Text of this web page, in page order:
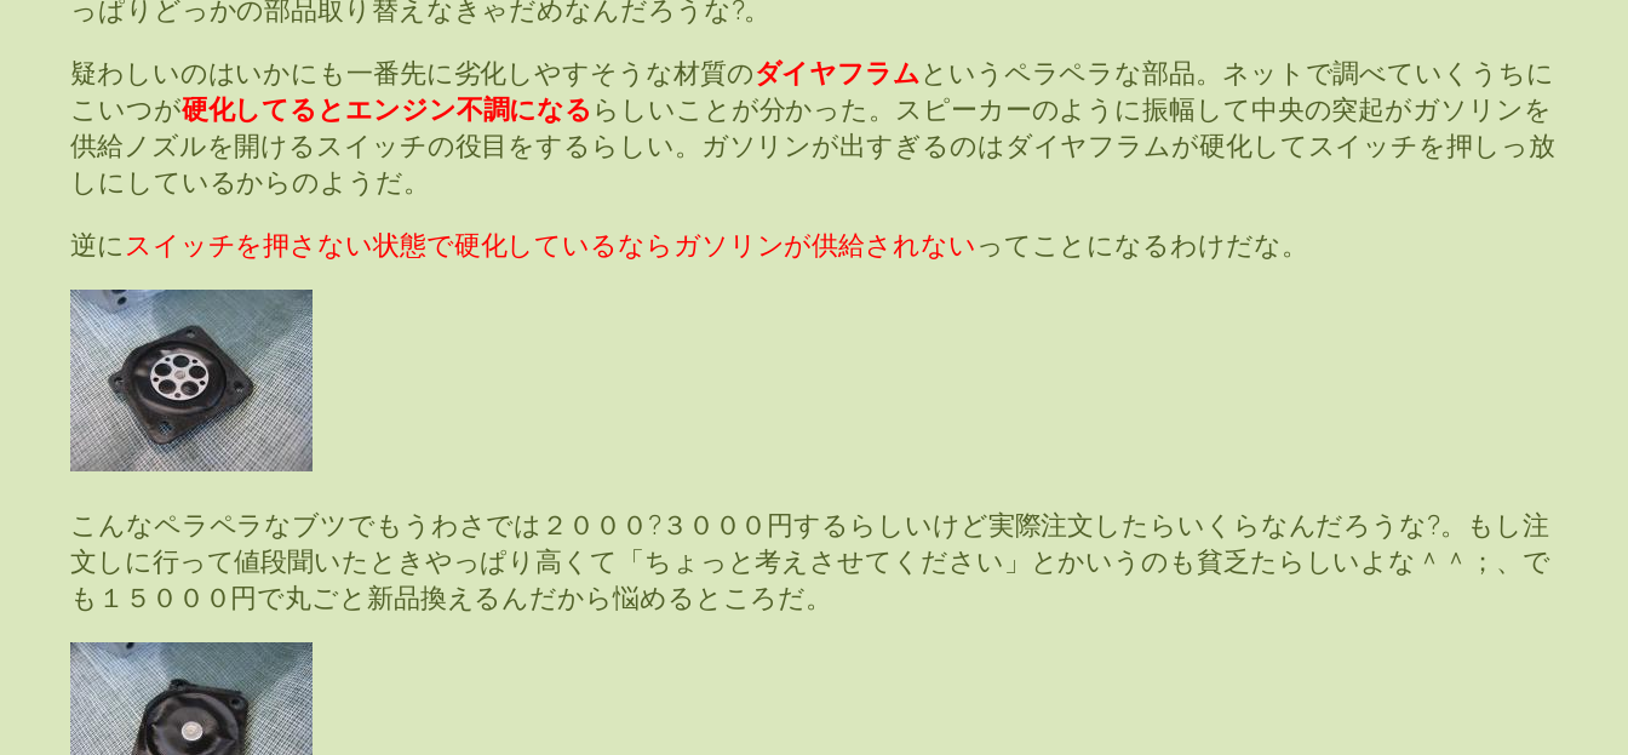
っぱりどっかの部品取り替えなきゃだめなんだろうな?。
疑わしいのはいかにも一番先に劣化しやすそうな材質のダイヤフラムというペラペラな部品。ネットで調べていくうちに
こいつが硬化してるとエンジン不調になる らしいことが分かった。スピーカーのように振幅して中央の突起がガソリンを
供給ノズルを開けるスイッチの役目をするらしい。ガソリンが出すぎるのはダイヤフラムが硬化してスイッチを押しっ放
しにしているからのようだ。
逆にスイッチを押さない状態で硬化しているならガソリンが供給されないってことになるわけだな。
こんなペラペラなブツでもうわさでは２０００?３０００円するらしいけど実際注文したらいくらなんだろうな?。もし注
文しに行って値段聞いたときやっぱり高くて「ちょっと考えさせてください」とかいうのも貧乏たらしいよな＾＾；、で
も１５０００円で丸ごと新品換えるんだから悩めるところだ。